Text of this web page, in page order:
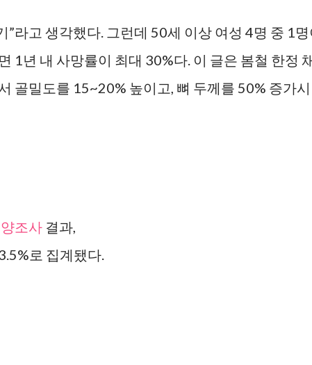
”라고 생각했다. 그런데 50세 이상 여성 4명 중 1
1년 내 사망률이 최대 30%다. 이 글은 봄철 한정
골밀도를 15~20% 높이고, 뼈 두께를 50% 증가시
조사 결과,
로 집계됐다.